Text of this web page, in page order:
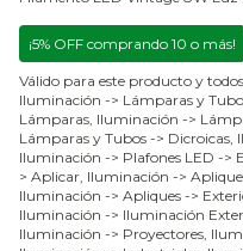
¡5% OFF comprando 10 o más!
Válido para este producto y
Iluminación -> Lámparas y
Lámparas, Iluminación ->
Lámparas y Tubos -> Dicroicas,
Iluminación -> Plafones LED ->
> Aplicar, Iluminación ->
Iluminación -> Apliques ->
Iluminación -> Iluminación
Iluminación -> Proyectores,